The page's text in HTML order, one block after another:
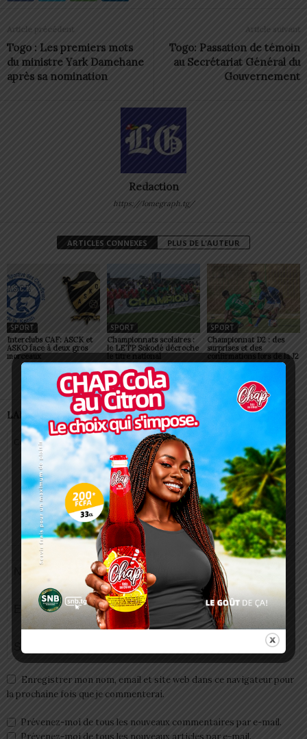
Article précédent
Togo : Les premiers mots
du ministre Yark Damehane
après sa nomination
Article suivant
Togo: Passation de témoin
au Secrétariat Général du
Gouvernement
Redaction
https://lomegraph.tg/
ARTICLES CONNEXES PLUS DE L'AUTEUR
SPORT
Interclubs CAF: ASCK et
ASKO face à deux gros
morceaux
SPORT
Championnats scolaires :
le LETP Sokodé décroche
le titre national
SPORT
Championnat D2 : des
surprises et des
confirmations lors de la J2
LAISSER UN COMMENTAIRE
Enregistrer mon nom, email et site web dans ce navigateur pour
la prochaine fois que je commenterai.
Prévenez-moi de tous les nouveaux commentaires par e-mail.